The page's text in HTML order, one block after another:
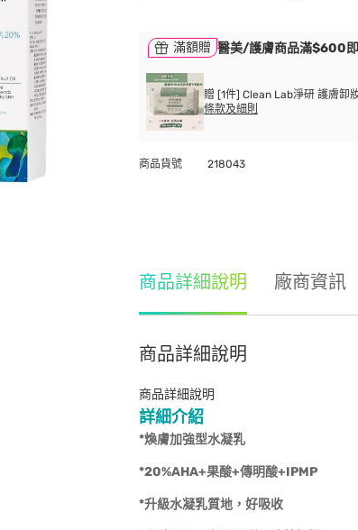
滿額贈 醫美/護膚商品滿$600
贈 [1件] Clean Lab淨研 護膚卸
條款及細則
商品貨號 218043
商品詳細說明 廠商資訊
商品詳細說明
商品詳細說明
詳細介紹
*煥膚加強型水凝乳
*20%AHA+果酸+傳明酸+IPMP
*升級水凝乳質地，好吸收